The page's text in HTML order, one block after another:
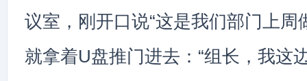
议室，刚开口说“这是我们部门上周
就拿着U盘推门进去：“组长，我这